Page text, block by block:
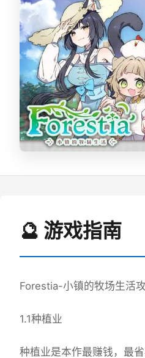
🔮 游戏指南
Forestia-小镇的牧场生活
1.1种植业
种植业是本作最赚钱，最